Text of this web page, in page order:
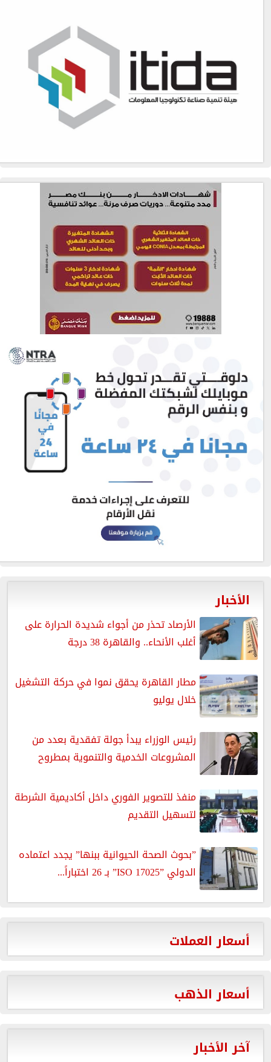
الأخبار
الأرصاد تحذر من أجواء شديدة الحرارة على
أغلب الأنحاء.. والقاهرة 38 درجة
مطار القاهرة يحقق نموا في حركة التشغيل
خلال يوليو
رئيس الوزراء يبدأ جولة تفقدية بعدد من
المشروعات الخدمية والتنموية بمطروح
منفذ للتصوير الفوري داخل أكاديمية الشرطة
لتسهيل التقديم
”بحوث الصحة الحيوانية ببنها” يجدد اعتماده
الدولي ”ISO 17025” بـ 26 اختباراً...
أسعار العملات
أسعار الذهب
آخر الأخبار